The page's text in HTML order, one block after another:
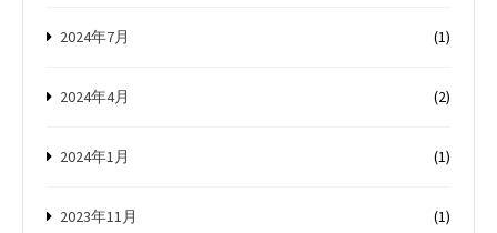
2024年7月 (1)
2024年4月 (2)
2024年1月 (1)
2023年11月 (1)